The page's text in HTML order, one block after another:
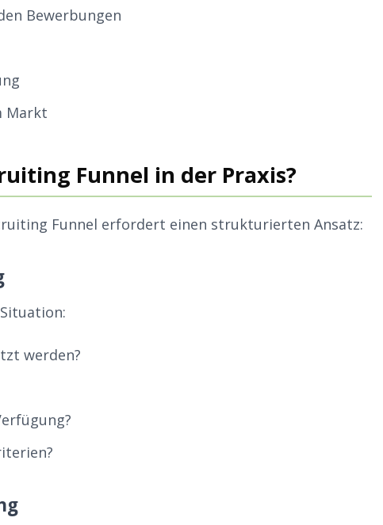
Bewerbungen
Markt
Funnel in der Praxis?
Funnel erfordert einen strukturierten Ansatz:
werden?